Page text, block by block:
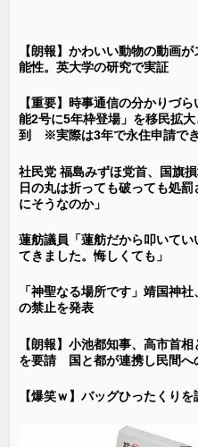
【朗報】かわいい動物の動画
能性。英大学の研究で実証
【重要】時事通信の分かりづ
能2号に5年枠登場」を移民拡
到 ※実際は3年で永住申請で
社民党 福島みずほ党首、国旗
日の丸は折っても破っても処
にそうなのか」
蓮舫議員「蓮舫だから叩いて
てきました。悔しくても」
「神聖なる場所です」靖国神
の禁止を発表
【朗報】小池都知事、高市首
を要請 国と都が連携し民間へ
【爆笑ｗ】バッグひったくり